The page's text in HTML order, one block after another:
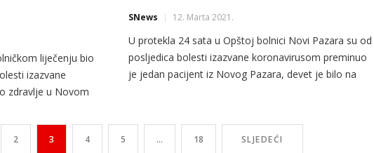
liječenju bio
izazvane
zdravlje u Novom
Prema podacima
vanredne situacije
SNews 12. Marta 2021.
U protekla 24 sata u Opštoj bolnici Novi Pazara su od
posljedica bolesti izazvane koronavirusom preminuo
je jedan pacijent iz Novog Pazara, devet je bilo na
zaraženih. Na 11. mart 2021. je bilo 19 novih prijema
2 3 4 5 … 18 SLJEDEĆI